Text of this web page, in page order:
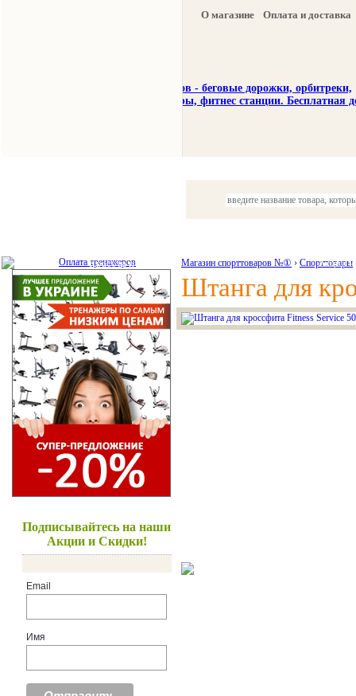
О магазине Оплата и доставка
Красота и здоровье Акции и
Подписывайтесь на наши
Акции и Скидки!
Email
Имя
Магазин спорттоваров №① › Спорттовары
Штанга для